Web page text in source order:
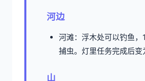
河边
河滩：浮木处可以钓鱼，
捕虫。灯里任务完成后变
山